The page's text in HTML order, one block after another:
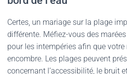
Certes, un mariage sur la plage
différente. Méfiez-vous des
pour les intempéries afin que votre
encombre. Les plages peuvent
concernant l’accessibilité, le bruit